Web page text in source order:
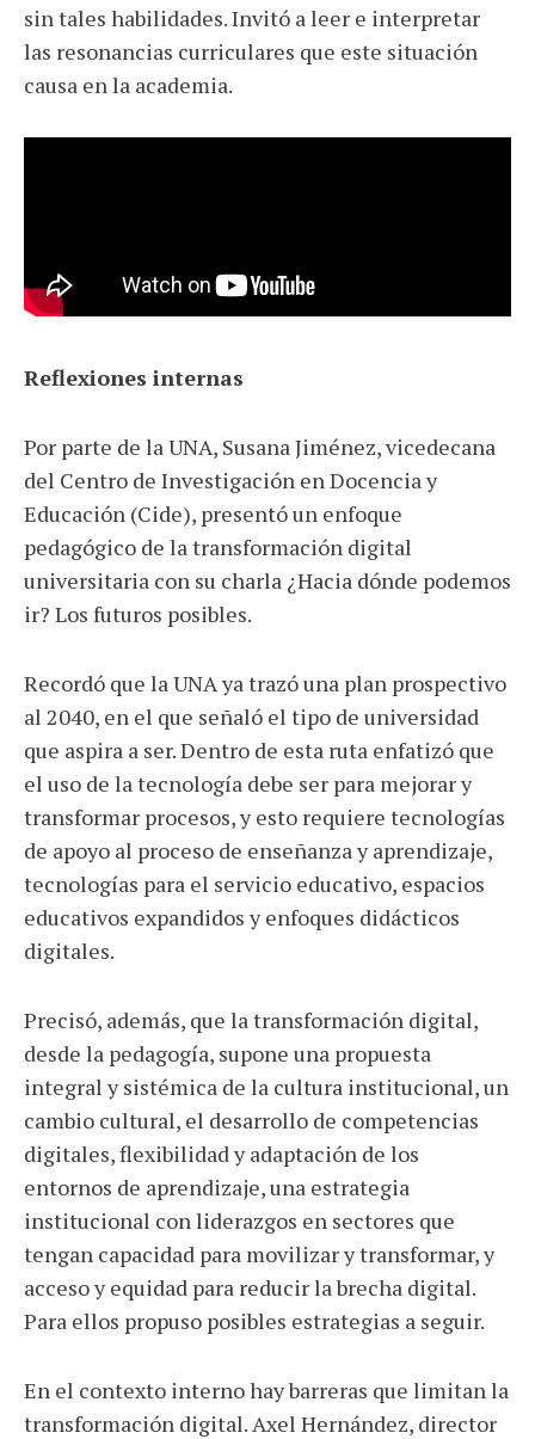
sin tales habilidades. Invitó a leer e interpretar
las resonancias curriculares que este situación
causa en la academia.
Reflexiones internas
Por parte de la UNA, Susana Jiménez, vicedecana
del Centro de Investigación en Docencia y
Educación (Cide), presentó un enfoque
pedagógico de la transformación digital
universitaria con su charla ¿Hacia dónde podemos
ir? Los futuros posibles.
Recordó que la UNA ya trazó una plan prospectivo
al 2040, en el que señaló el tipo de universidad
que aspira a ser. Dentro de esta ruta enfatizó que
el uso de la tecnología debe ser para mejorar y
transformar procesos, y esto requiere tecnologías
de apoyo al proceso de enseñanza y aprendizaje,
tecnologías para el servicio educativo, espacios
educativos expandidos y enfoques didácticos
digitales.
Precisó, además, que la transformación digital,
desde la pedagogía, supone una propuesta
integral y sistémica de la cultura institucional, un
cambio cultural, el desarrollo de competencias
digitales, flexibilidad y adaptación de los
entornos de aprendizaje, una estrategia
institucional con liderazgos en sectores que
tengan capacidad para movilizar y transformar, y
acceso y equidad para reducir la brecha digital.
Para ellos propuso posibles estrategias a seguir.
En el contexto interno hay barreras que limitan la
transformación digital. Axel Hernández, director